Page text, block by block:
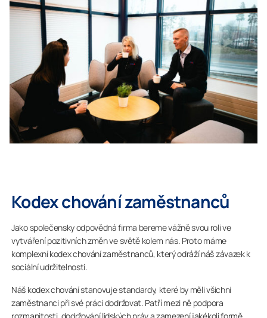
Kodex chování zaměstnanců
Jako společensky odpovědná firma bereme vážně svou roli ve
vytváření pozitivních změn ve světě kolem nás. Proto máme
komplexní kodex chování zaměstnanců, který odráží náš závazek k
sociální udržitelnosti.
Náš kodex chování stanovuje standardy, které by měli všichni
zaměstnanci při své práci dodržovat. Patří mezi ně podpora